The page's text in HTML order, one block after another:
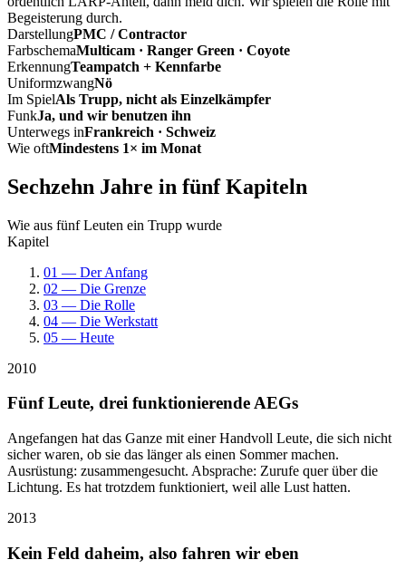
Begeisterung durch.
DarstellungPMC / Contractor
FarbschemaMulticam · Ranger Green · Coyote
ErkennungTeampatch + Kennfarbe
UniformzwangNö
Im SpielAls Trupp, nicht als Einzelkämpfer
FunkJa, und wir benutzen ihn
Unterwegs inFrankreich · Schweiz
Wie oftMindestens 1× im Monat
Sechzehn Jahre in fünf Kapiteln
Wie aus fünf Leuten ein Trupp wurde
Kapitel
01 — Der Anfang
02 — Die Grenze
03 — Die Rolle
04 — Die Werkstatt
05 — Heute
2010
Fünf Leute, drei funktionierende AEGs
Angefangen hat das Ganze mit einer Handvoll Leute, die sich nicht
sicher waren, ob sie das länger als einen Sommer machen.
Ausrüstung: zusammengesucht. Absprache: Zurufe quer über die
Lichtung. Es hat trotzdem funktioniert, weil alle Lust hatten.
2013
Kein Feld daheim, also fahren wir eben